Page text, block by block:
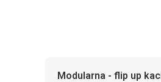
Modularna - flip up